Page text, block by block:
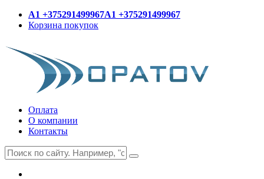
A1 +375291499967A1 +375291499967
Корзина покупок
Оплата
О компании
Контакты